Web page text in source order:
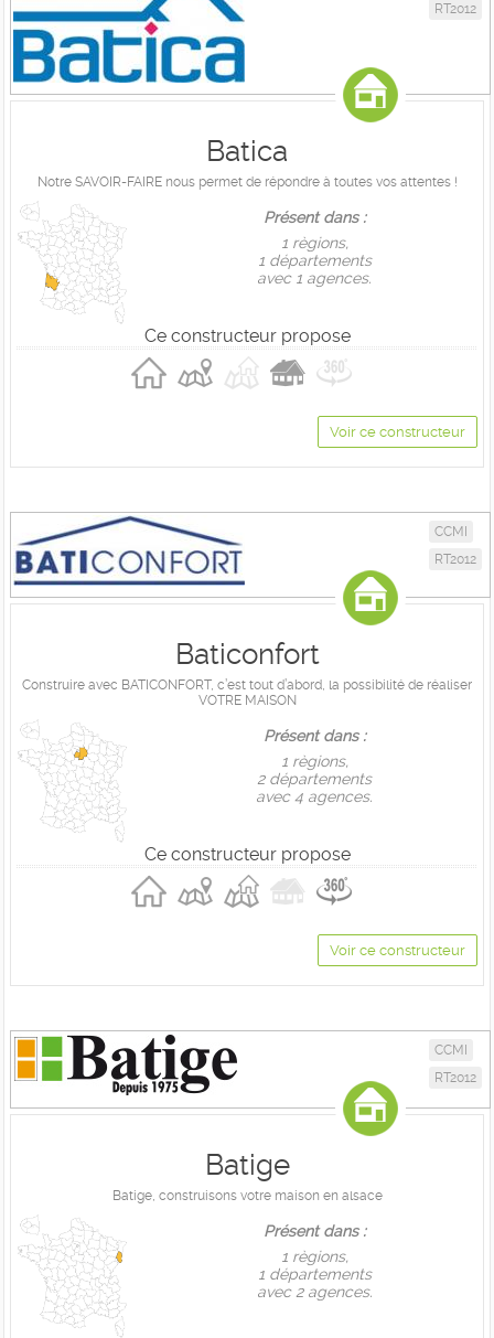
RT2012
Batica
Notre SAVOIR-FAIRE nous permet de répondre à toutes vos attentes !
Présent dans :
1 règions,
1 départements
avec 1 agences.
Ce constructeur propose
Voir ce constructeur
CCMI
RT2012
Baticonfort
Construire avec BATICONFORT, c’est tout d’abord, la possibilité de réaliser
VOTRE MAISON
Présent dans :
1 règions,
2 départements
avec 4 agences.
Ce constructeur propose
Voir ce constructeur
CCMI
RT2012
Batige
Batige, construisons votre maison en alsace
Présent dans :
1 règions,
1 départements
avec 2 agences.